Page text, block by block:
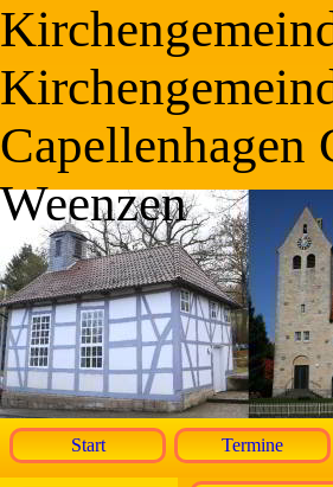
Capellenhagen
Weenzen
Start Termine